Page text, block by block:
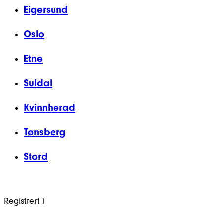
Eigersund
Oslo
Etne
Suldal
Kvinnherad
Tønsberg
Stord
Registrert i